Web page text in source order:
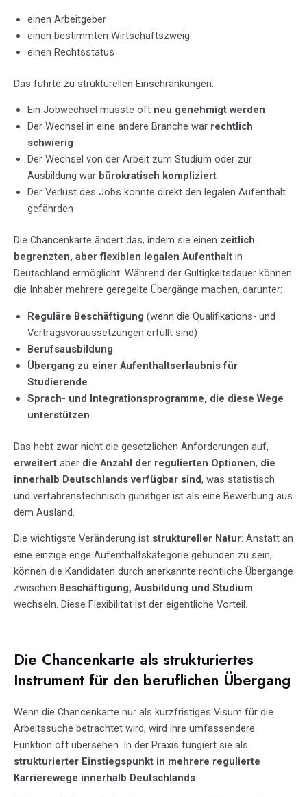
einen Arbeitgeber
einen bestimmten Wirtschaftszweig
einen Rechtsstatus
Das führte zu strukturellen Einschränkungen:
Ein Jobwechsel musste oft neu genehmigt werden
Der Wechsel in eine andere Branche war rechtlich
schwierig
Der Wechsel von der Arbeit zum Studium oder zur
Ausbildung war bürokratisch kompliziert
Der Verlust des Jobs konnte direkt den legalen Aufenthalt
gefährden
Die Chancenkarte ändert das, indem sie einen zeitlich
begrenzten, aber flexiblen legalen Aufenthalt in
Deutschland ermöglicht. Während der Gültigkeitsdauer können
die Inhaber mehrere geregelte Übergänge machen, darunter:
Reguläre Beschäftigung (wenn die Qualifikations- und
Vertragsvoraussetzungen erfüllt sind)
Berufsausbildung
Übergang zu einer Aufenthaltserlaubnis für
Studierende
Sprach- und Integrationsprogramme, die diese Wege
unterstützen
Das hebt zwar nicht die gesetzlichen Anforderungen auf,
erweitert aber die Anzahl der regulierten Optionen, die
innerhalb Deutschlands verfügbar sind, was statistisch
und verfahrenstechnisch günstiger ist als eine Bewerbung aus
dem Ausland.
Die wichtigste Veränderung ist struktureller Natur: Anstatt an
eine einzige enge Aufenthaltskategorie gebunden zu sein,
können die Kandidaten durch anerkannte rechtliche Übergänge
zwischen Beschäftigung, Ausbildung und Studium
wechseln. Diese Flexibilität ist der eigentliche Vorteil.
Die Chancenkarte als strukturiertes
Instrument für den beruflichen Übergang
Wenn die Chancenkarte nur als kurzfristiges Visum für die
Arbeitssuche betrachtet wird, wird ihre umfassendere
Funktion oft übersehen. In der Praxis fungiert sie als
strukturierter Einstiegspunkt in mehrere regulierte
Karrierewege innerhalb Deutschlands.